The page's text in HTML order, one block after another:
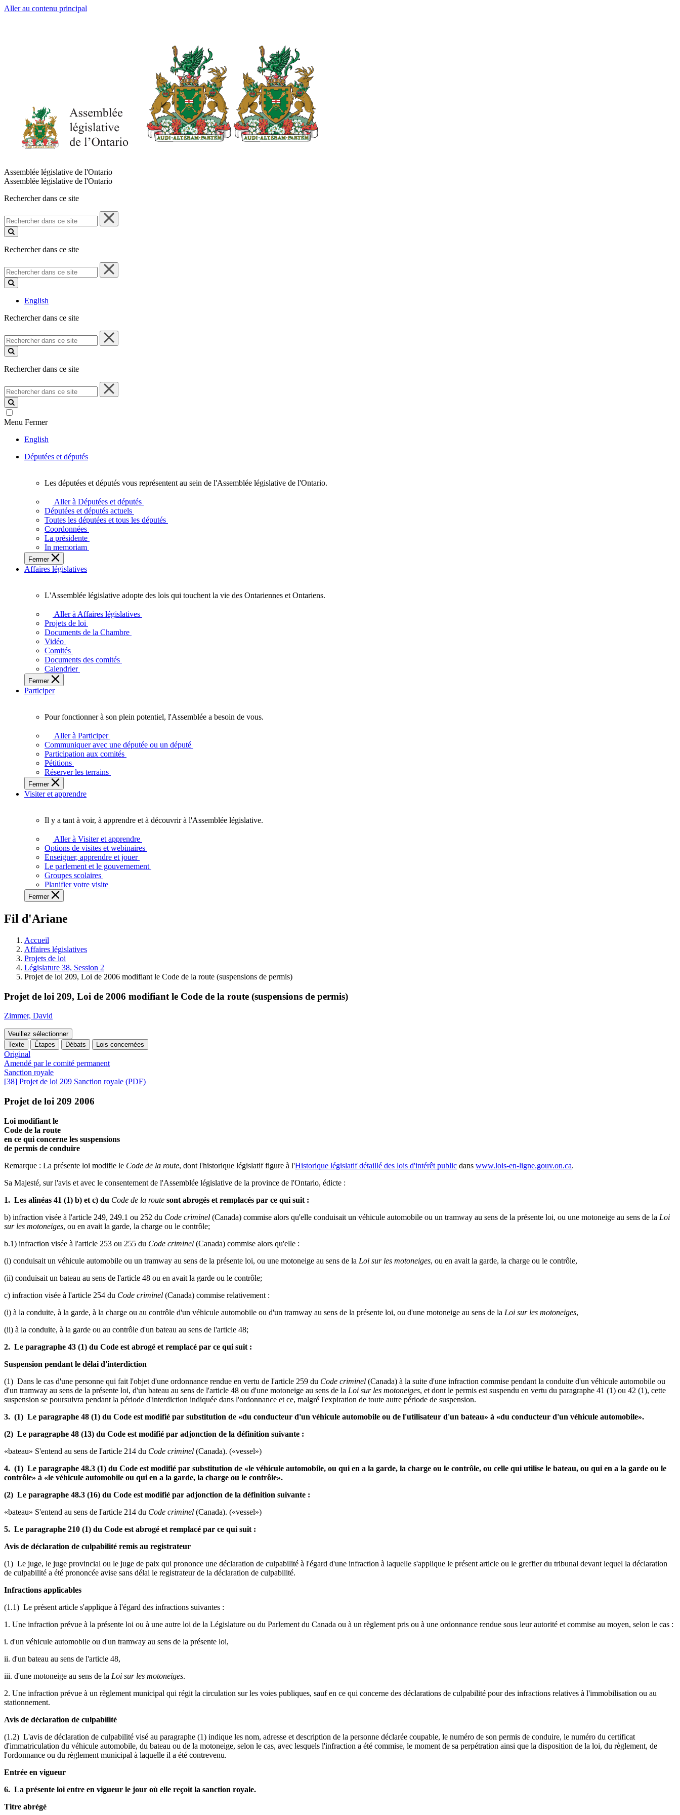
Aller au contenu principal
Assemblée législative de l'Ontario
Assemblée législative de l'Ontario
Rechercher dans ce site
Rechercher
dans
ce
Rechercher dans ce site
Rechercher
dans
ce
English
Rechercher dans ce site
Rechercher
dans
ce
Rechercher dans ce site
Rechercher
dans
ce
site
Menu Fermer
English
Députées et députés
députées
députés
vous
représentent
sein
de
l'Assemblée
l'Ontario.
Les députées et députés vous représentent au sein de l'Assemblée législative de l'Ontario.
Aller à Députées et députés
Députées et députés actuels
Toutes les députées et tous les députés
Coordonnées
La présidente
In memoriam
Fermer
Affaires législatives
législative
adopte
touchent
vie
des
Ontariennes
Ontariens.
L'Assemblée législative adopte des lois qui touchent la vie des Ontariennes et Ontariens.
Aller à Affaires législatives
Projets de loi
Documents de la Chambre
Vidéo
Comités
Documents des comités
Calendrier
Fermer
Participer
fonctionner
plein
potentiel,
l'Assemblée
a
besoin
Pour fonctionner à son plein potentiel, l'Assemblée a besoin de vous.
Aller à Participer
Communiquer avec une députée ou un député
Participation aux comités
Pétitions
Réserver les terrains
Fermer
Visiter et apprendre
voir,
apprendre
et
découvrir
l'Assemblée
législative.
Il y a tant à voir, à apprendre et à découvrir à l'Assemblée législative.
Aller à Visiter et apprendre
Options de visites et webinaires
Enseigner, apprendre et jouer
Le parlement et le gouvernement
Groupes scolaires
Planifier votre visite
Fermer
Fil d'Ariane
Accueil
Affaires législatives
Projets de loi
Législature 38, Session 2
Projet de loi 209, Loi de 2006 modifiant le Code de la route (suspensions de permis)
Projet de loi 209, Loi de 2006 modifiant le Code de la route (suspensions de permis)
Zimmer, David
Veuillez sélectionner
Texte
Étapes Débats Lois concernées
Original
Amendé par le comité permanent
Sanction royale
[38] Projet de loi 209 Sanction royale (PDF)
Projet de loi 209 2006
Loi modifiant le
Code de la route
en ce qui concerne les suspensions
de permis de conduire
Remarque : La présente loi modifie le Code de la route, dont l'historique législatif figure à l'Historique législatif détaillé des lois d'intérêt public dans www.lois-en-ligne.gouv.on.ca.
Sa Majesté, sur l'avis et avec le consentement de l'Assemblée législative de la province de l'Ontario, édicte :
1. Les alinéas 41 (1) b) et c) du Code de la route sont abrogés et remplacés par ce qui suit :
b) infraction visée à l'article 249, 249.1 ou 252 du Code criminel (Canada) commise alors qu'elle conduisait un véhicule automobile ou un tramway au sens de la présente loi, ou une motoneige au sens de la Loi
sur les motoneiges, ou en avait la garde, la charge ou le contrôle;
b.1) infraction visée à l'article 253 ou 255 du Code criminel (Canada) commise alors qu'elle :
(i) conduisait un véhicule automobile ou un tramway au sens de la présente loi, ou une motoneige au sens de la Loi sur les motoneiges, ou en avait la garde, la charge ou le contrôle,
(ii) conduisait un bateau au sens de l'article 48 ou en avait la garde ou le contrôle;
c) infraction visée à l'article 254 du Code criminel (Canada) commise relativement :
(i) à la conduite, à la garde, à la charge ou au contrôle d'un véhicule automobile ou d'un tramway au sens de la présente loi, ou d'une motoneige au sens de la Loi sur les motoneiges,
(ii) à la conduite, à la garde ou au contrôle d'un bateau au sens de l'article 48;
2. Le paragraphe 43 (1) du Code est abrogé et remplacé par ce qui suit :
Suspension pendant le délai d'interdiction
(1) Dans le cas d'une personne qui fait l'objet d'une ordonnance rendue en vertu de l'article 259 du Code criminel (Canada) à la suite d'une infraction commise pendant la conduite d'un véhicule automobile ou
d'un tramway au sens de la présente loi, d'un bateau au sens de l'article 48 ou d'une motoneige au sens de la Loi sur les motoneiges, et dont le permis est suspendu en vertu du paragraphe 41 (1) ou 42 (1), cette
suspension se poursuivra pendant la période d'interdiction indiquée dans l'ordonnance et ce, malgré l'expiration de toute autre période de suspension.
3. (1) Le paragraphe 48 (1) du Code est modifié par substitution de «du conducteur d'un véhicule automobile ou de l'utilisateur d'un bateau» à «du conducteur d'un véhicule automobile».
(2) Le paragraphe 48 (13) du Code est modifié par adjonction de la définition suivante :
«bateau» S'entend au sens de l'article 214 du Code criminel (Canada). («vessel»)
4. (1) Le paragraphe 48.3 (1) du Code est modifié par substitution de «le véhicule automobile, ou qui en a la garde, la charge ou le contrôle, ou celle qui utilise le bateau, ou qui en a la garde ou le
contrôle» à «le véhicule automobile ou qui en a la garde, la charge ou le contrôle».
(2) Le paragraphe 48.3 (16) du Code est modifié par adjonction de la définition suivante :
«bateau» S'entend au sens de l'article 214 du Code criminel (Canada). («vessel»)
5. Le paragraphe 210 (1) du Code est abrogé et remplacé par ce qui suit :
Avis de déclaration de culpabilité remis au registrateur
(1) Le juge, le juge provincial ou le juge de paix qui prononce une déclaration de culpabilité à l'égard d'une infraction à laquelle s'applique le présent article ou le greffier du tribunal devant lequel la déclaration
de culpabilité a été prononcée avise sans délai le registrateur de la déclaration de culpabilité.
Infractions applicables
(1.1) Le présent article s'applique à l'égard des infractions suivantes :
1. Une infraction prévue à la présente loi ou à une autre loi de la Législature ou du Parlement du Canada ou à un règlement pris ou à une ordonnance rendue sous leur autorité et commise au moyen, selon le cas :
i. d'un véhicule automobile ou d'un tramway au sens de la présente loi,
ii. d'un bateau au sens de l'article 48,
iii. d'une motoneige au sens de la Loi sur les motoneiges.
2. Une infraction prévue à un règlement municipal qui régit la circulation sur les voies publiques, sauf en ce qui concerne des déclarations de culpabilité pour des infractions relatives à l'immobilisation ou au
stationnement.
Avis de déclaration de culpabilité
(1.2) L'avis de déclaration de culpabilité visé au paragraphe (1) indique les nom, adresse et description de la personne déclarée coupable, le numéro de son permis de conduire, le numéro du certificat
d'immatriculation du véhicule automobile, du bateau ou de la motoneige, selon le cas, avec lesquels l'infraction a été commise, le moment de sa perpétration ainsi que la disposition de la loi, du règlement, de
l'ordonnance ou du règlement municipal à laquelle il a été contrevenu.
Entrée en vigueur
6. La présente loi entre en vigueur le jour où elle reçoit la sanction royale.
Titre abrégé